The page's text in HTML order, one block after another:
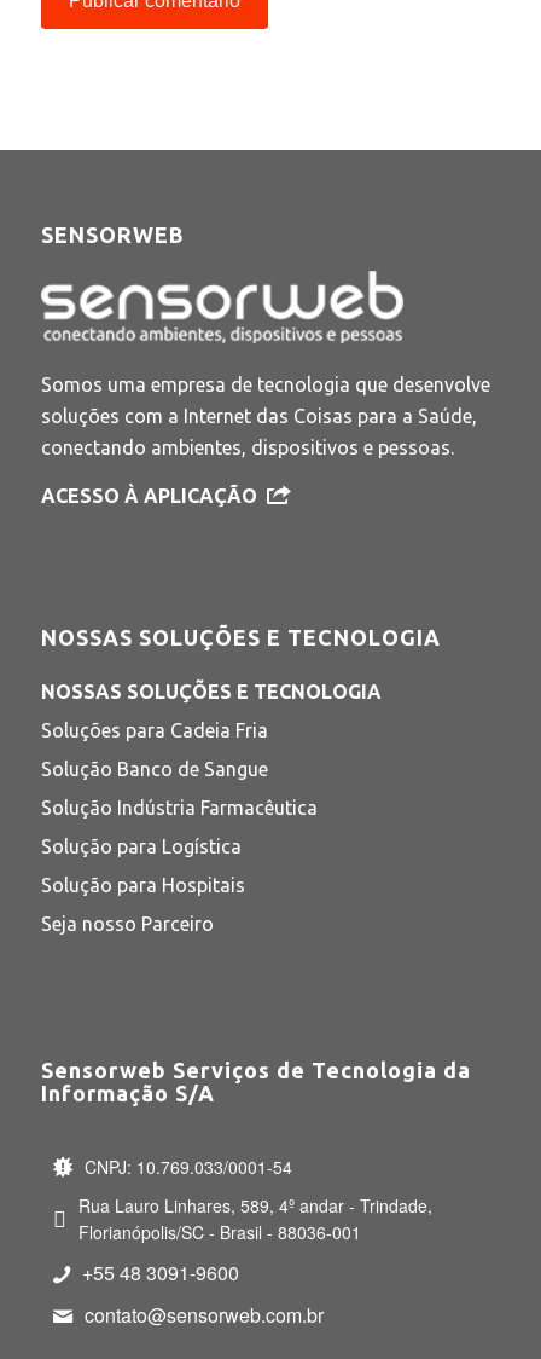
SENSORWEB
Somos uma empresa de tecnologia que desenvolve
soluções com a Internet das Coisas para a Saúde,
conectando ambientes, dispositivos e pessoas.
ACESSO À APLICAÇÃO
NOSSAS SOLUÇÕES E TECNOLOGIA
NOSSAS SOLUÇÕES E TECNOLOGIA
Soluções para Cadeia Fria
Solução Banco de Sangue
Solução Indústria Farmacêutica
Solução para Logística
Solução para Hospitais
Seja nosso Parceiro
Sensorweb Serviços de Tecnologia da
Informação S/A
CNPJ: 10.769.033/0001-54
Rua Lauro Linhares, 589, 4º andar - Trindade,
Florianópolis/SC - Brasil - 88036-001
+55 48 3091-9600
contato@sensorweb.com.br